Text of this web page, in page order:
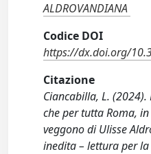
ALDROVANDIANA
Codice DOI
https://dx.doi.org/
Citazione
Ciancabilla, L.
che per tutta Roma,
veggono di Ulisse
inedita – lettura per